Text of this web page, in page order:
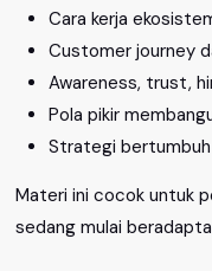
Cara kerja
Customer journey
Awareness, trust,
Pola pikir
Strategi
Materi ini cocok untuk
sedang mulai